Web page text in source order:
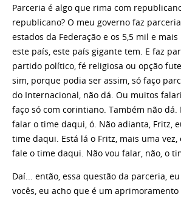
Parceria é algo que rima com
republicano? O meu governo faz
estados da Federação e os 5,5 mil e
este país, este país gigante tem. E faz
partido político, fé religiosa ou opção
sim, porque podia ser assim, só faço
do Internacional, não dá. Ou muitos
faço só com corintiano. Também não dá.
falar o time daqui, ó. Não adianta, Fritz,
time daqui. Está lá o Fritz, mais uma
fale o time daqui. Não vou falar, não, o
Daí... então, essa questão da parceria,
vocês, eu acho que é um